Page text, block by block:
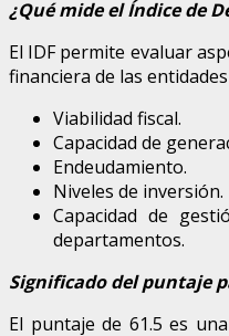
¿Qué mide el Índice de
El IDF permite evaluar
financiera de las
Viabilidad fiscal.
Capacidad de
Endeudamiento.
Niveles de inversión.
Capacidad de
departamentos.
Significado del puntaje
El puntaje de 61.5 es